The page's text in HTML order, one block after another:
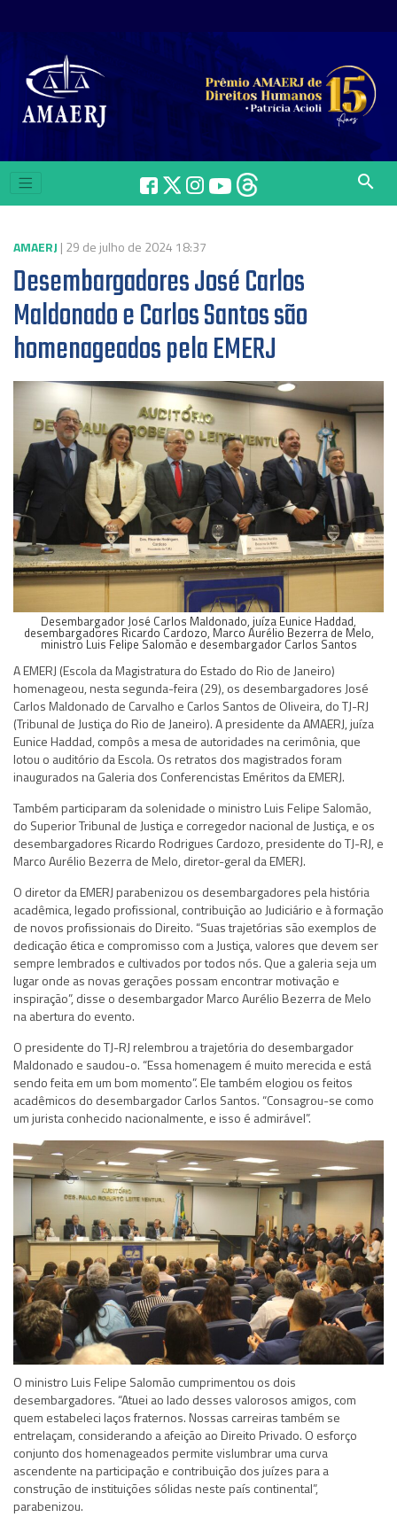
search
AMAERJ | 29 de julho de 2024 18:37
Desembargadores José Carlos
Maldonado e Carlos Santos são
homenageados pela EMERJ
Desembargador José Carlos Maldonado, juíza Eunice Haddad,
desembargadores Ricardo Cardozo, Marco Aurélio Bezerra de Melo,
ministro Luis Felipe Salomão e desembargador Carlos Santos
A EMERJ (Escola da Magistratura do Estado do Rio de Janeiro)
homenageou, nesta segunda-feira (29), os desembargadores José
Carlos Maldonado de Carvalho e Carlos Santos de Oliveira, do TJ-RJ
(Tribunal de Justiça do Rio de Janeiro). A presidente da AMAERJ, juíza
Eunice Haddad, compôs a mesa de autoridades na cerimônia, que
lotou o auditório da Escola. Os retratos dos magistrados foram
inaugurados na Galeria dos Conferencistas Eméritos da EMERJ.
Também participaram da solenidade o ministro Luis Felipe Salomão,
do Superior Tribunal de Justiça e corregedor nacional de Justiça, e os
desembargadores Ricardo Rodrigues Cardozo, presidente do TJ-RJ, e
Marco Aurélio Bezerra de Melo, diretor-geral da EMERJ.
O diretor da EMERJ parabenizou os desembargadores pela história
acadêmica, legado profissional, contribuição ao Judiciário e à formação
de novos profissionais do Direito. “Suas trajetórias são exemplos de
dedicação ética e compromisso com a Justiça, valores que devem ser
sempre lembrados e cultivados por todos nós. Que a galeria seja um
lugar onde as novas gerações possam encontrar motivação e
inspiração”, disse o desembargador Marco Aurélio Bezerra de Melo
na abertura do evento.
O presidente do TJ-RJ relembrou a trajetória do desembargador
Maldonado e saudou-o. “Essa homenagem é muito merecida e está
sendo feita em um bom momento”. Ele também elogiou os feitos
acadêmicos do desembargador Carlos Santos. “Consagrou-se como
um jurista conhecido nacionalmente, e isso é admirável”.
O ministro Luis Felipe Salomão cumprimentou os dois
desembargadores. “Atuei ao lado desses valorosos amigos, com
quem estabeleci laços fraternos. Nossas carreiras também se
entrelaçam, considerando a afeição ao Direito Privado. O esforço
conjunto dos homenageados permite vislumbrar uma curva
ascendente na participação e contribuição dos juízes para a
construção de instituições sólidas neste país continental”,
parabenizou.